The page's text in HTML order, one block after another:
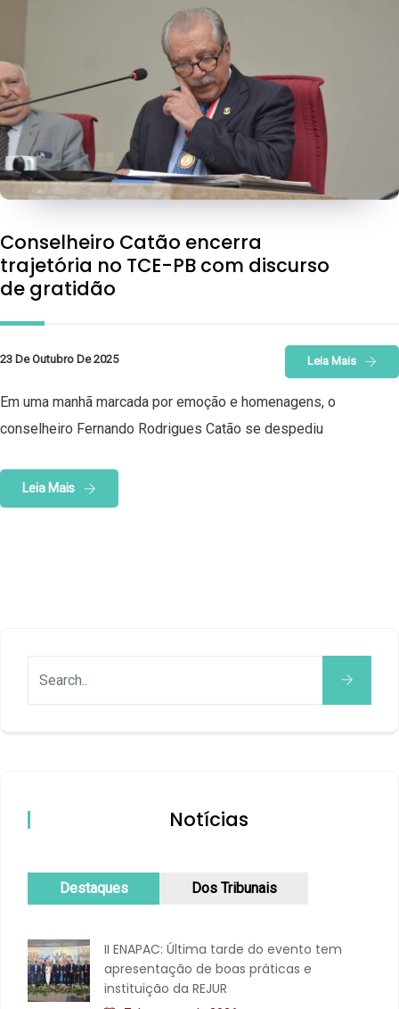
Conselheiro Catão encerra
trajetória no TCE-PB com discurso
de gratidão
23 De Outubro De 2025 Leia Mais
Em uma manhã marcada por emoção e homenagens, o
conselheiro Fernando Rodrigues Catão se despediu
Leia Mais
Notícias
Destaques Dos Tribunais
II ENAPAC: Última tarde do evento tem
apresentação de boas práticas e
instituição da REJUR